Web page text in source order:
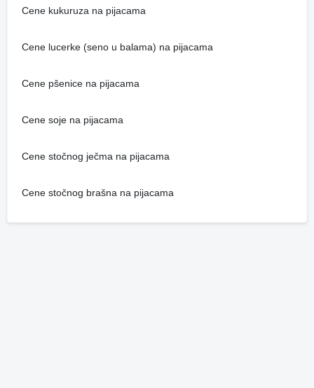
Cene kukuruza na pijacama
Cene lucerke (seno u balama) na pijacama
Cene pšenice na pijacama
Cene soje na pijacama
Cene stočnog ječma na pijacama
Cene stočnog brašna na pijacama